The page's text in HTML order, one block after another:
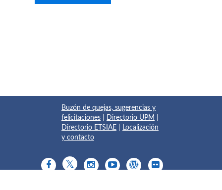
Buzón de quejas, sugerencias y
felicitaciones
Directorio UPM
Directorio ETSIAE
Localización
y contacto